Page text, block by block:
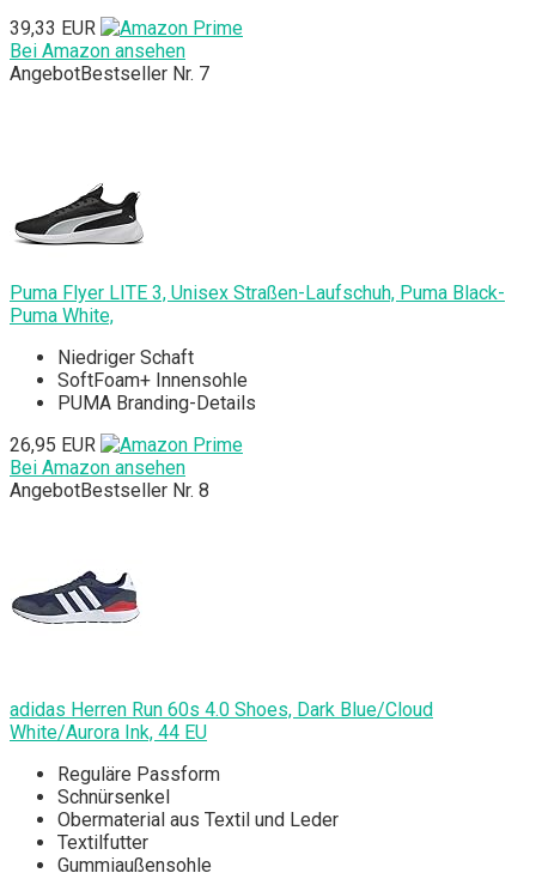
39,33 EUR
Bei Amazon ansehen
AngebotBestseller Nr. 7
Puma Flyer LITE 3, Unisex Straßen-Laufschuh, Puma Black-
Puma White,
Niedriger Schaft
SoftFoam+ Innensohle
PUMA Branding-Details
26,95 EUR
Bei Amazon ansehen
AngebotBestseller Nr. 8
adidas Herren Run 60s 4.0 Shoes, Dark Blue/Cloud
White/Aurora Ink, 44 EU
Reguläre Passform
Schnürsenkel
Obermaterial aus Textil und Leder
Textilfutter
Gummiaußensohle